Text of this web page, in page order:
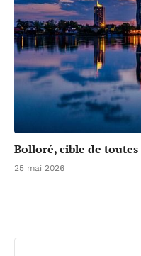
Bolloré, cible de
25 mai 2026